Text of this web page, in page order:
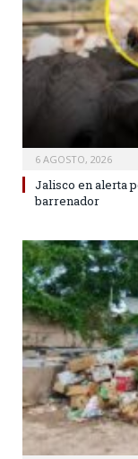
6 AGOSTO, 2026
Jalisco en alerta
barrenador